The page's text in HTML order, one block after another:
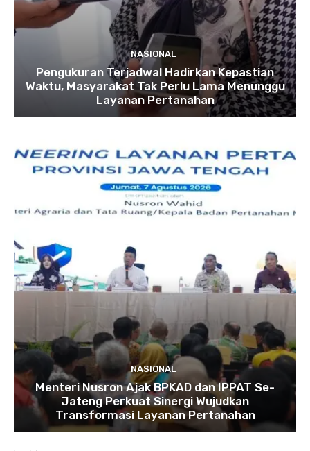
NASIONAL
Pengukuran Terjadwal Hadirkan Kepastian
Waktu, Masyarakat Tak Perlu Lama Menunggu
Layanan Pertanahan
NASIONAL
Menteri Nusron Ajak BPKAD dan IPPAT Se-
Jateng Perkuat Sinergi Wujudkan
Transformasi Layanan Pertanahan